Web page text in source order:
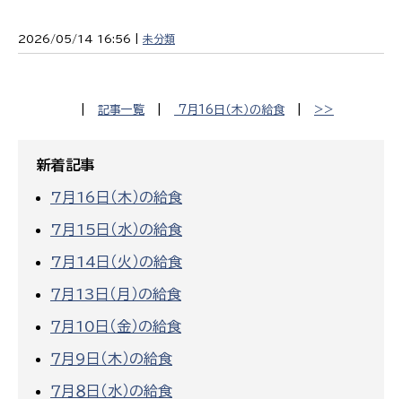
2026/05/14 16:56 | 未分類
記事一覧 7月16日（木）の給食 >>
新着記事
7月16日（木）の給食
7月15日（水）の給食
7月14日（火）の給食
７月13日（月）の給食
７月10日（金）の給食
７月9日（木）の給食
７月８日（水）の給食